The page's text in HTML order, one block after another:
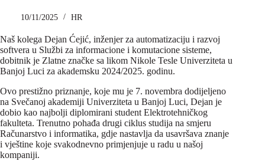
10/11/2025 HR
Naš kolega Dejan Ćejić, inženjer za automatizaciju i razvoj
softvera u Službi za informacione i komutacione sisteme,
dobitnik je Zlatne značke sa likom Nikole Tesle Univerziteta u
Banjoj Luci za akademsku 2024/2025. godinu.
Ovo prestižno priznanje, koje mu je 7. novembra dodijeljeno
na Svečanoj akademiji Univerziteta u Banjoj Luci, Dejan je
dobio kao najbolji diplomirani student Elektrotehničkog
fakulteta. Trenutno pohađa drugi ciklus studija na smjeru
Računarstvo i informatika, gdje nastavlja da usavršava znanje
i vještine koje svakodnevno primjenjuje u radu u našoj
kompaniji.